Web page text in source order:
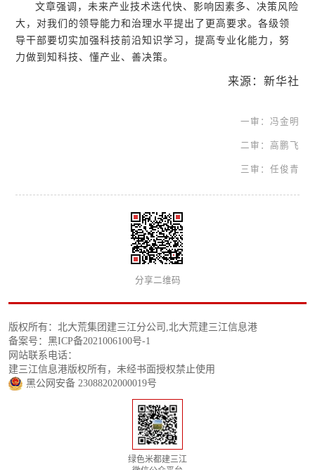
文章强调，未来产业技术迭代快、影响因素多、决策风险
大，对我们的领导能力和治理水平提出了更高要求。各级领
导干部要切实加强科技前沿知识学习，提高专业化能力，努
力做到知科技、懂产业、善决策。
来源：新华社
一审：冯金明
二审：高鹏飞
三审：任俊青
分享二维码
版权所有：北大荒集团建三江分公司,北大荒建三江信息港
备案号：黑ICP备2021006100号-1
网站联系电话：
建三江信息港版权所有，未经书面授权禁止使用
黑公网安备 23088202000019号
绿色米都建三江